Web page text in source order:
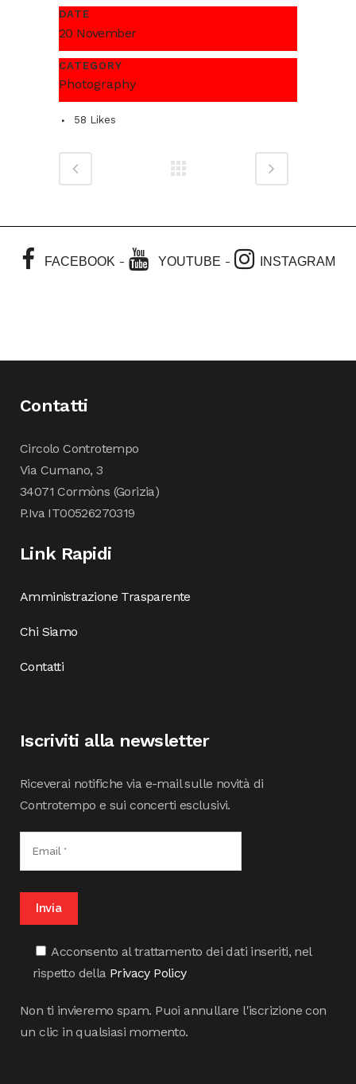
DATE
20 November
CATEGORY
Photography
58 Likes
FACEBOOK- YOUTUBE - INSTAGRAM
Contatti
Circolo Controtempo
Via Cumano, 3
34071 Cormòns (Gorizia)
P.Iva IT00526270319
Link Rapidi
Amministrazione Trasparente
Chi Siamo
Contatti
Iscriviti alla newsletter
Riceverai notifiche via e-mail sulle novità di
Controtempo e sui concerti esclusivi.
Acconsento al trattamento dei dati inseriti, nel
rispetto della Privacy Policy
Non ti invieremo spam. Puoi annullare l'iscrizione con
un clic in qualsiasi momento.